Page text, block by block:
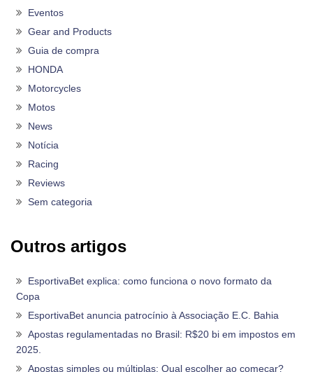
Eventos
Gear and Products
Guia de compra
HONDA
Motorcycles
Motos
News
Notícia
Racing
Reviews
Sem categoria
Outros artigos
EsportivaBet explica: como funciona o novo formato da
Copa
EsportivaBet anuncia patrocínio à Associação E.C. Bahia
Apostas regulamentadas no Brasil: R$20 bi em impostos em
2025.
Apostas simples ou múltiplas: Qual escolher ao começar?